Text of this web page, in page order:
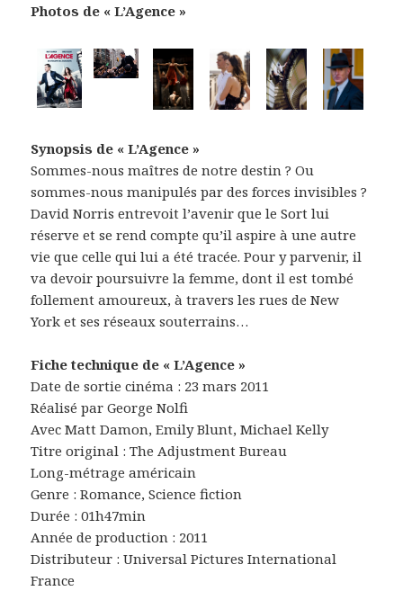
Photos de « L’Agence »
Synopsis de « L’Agence »
Sommes-nous maîtres de notre destin ? Ou
sommes-nous manipulés par des forces invisibles ?
David Norris entrevoit l’avenir que le Sort lui
réserve et se rend compte qu’il aspire à une autre
vie que celle qui lui a été tracée. Pour y parvenir, il
va devoir poursuivre la femme, dont il est tombé
follement amoureux, à travers les rues de New
York et ses réseaux souterrains…
Fiche technique de « L’Agence »
Date de sortie cinéma : 23 mars 2011
Réalisé par George Nolfi
Avec Matt Damon, Emily Blunt, Michael Kelly
Titre original : The Adjustment Bureau
Long-métrage américain
Genre : Romance, Science fiction
Durée : 01h47min
Année de production : 2011
Distributeur : Universal Pictures International
France